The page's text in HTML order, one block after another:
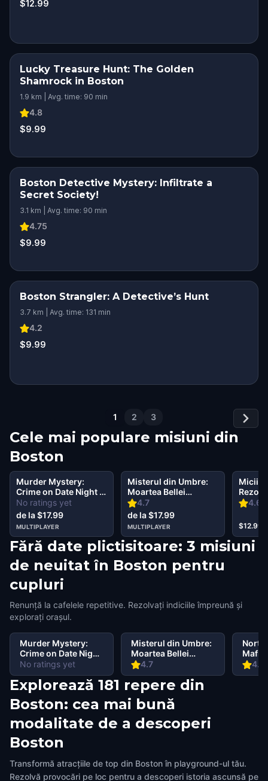
$12.99
Lucky Treasure Hunt: The Golden
Shamrock in Boston
1.9 km | Avg. time: 90 min
4.8
$9.99
Boston Detective Mystery: Infiltrate a
Secret Society!
3.1 km | Avg. time: 90 min
4.75
$9.99
Boston Strangler: A Detective’s Hunt
3.7 km | Avg. time: 131 min
4.2
$9.99
1 2 3
Cele mai populare misiuni din
Boston
No ratings yet
Murder Mystery:
Crime on Date Night in
North End, Boston
de la $17.99
MULTIPLAYER
4.7
Misterul din Umbre:
Moartea Bellei
Wanderlust în North
End Boston
de la $17.99
MULTIPLAYER
4.63
Micii
$12.99
Fără date plictisitoare: 3 misiuni
de neuitat în Boston pentru
cupluri
Renunță la cafelele repetitive. Rezolvați indiciile împreună și
explorați orașul.
No ratings yet
Murder Mystery:
Crime on Date Night
in North End,
Boston
4.7
Misterul din Umbre:
Moartea Bellei
Wanderlust în North
End Boston
North
Mafia
Explorează 181 repere din
Boston: cea mai bună
modalitate de a descoperi
Boston
Transformă atracțiile de top din Boston în playground-ul tău.
Rezolvă provocări pe loc pentru a descoperi istoria ascunsă pe